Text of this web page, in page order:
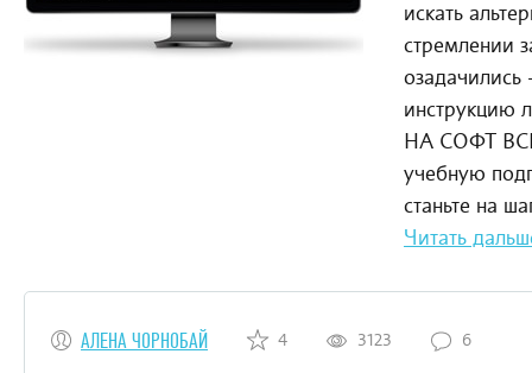
искать
стремлении
инструкцию
НА СОФТ
учебную
станьте на
Читать
АЛЕНА ЧОРНОБАЙ 4 3123 6